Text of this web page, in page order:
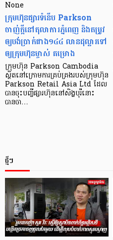
None
ក្រុមហ៊ុនផ្សារទំនើប Parkson
ចាញ់ក្ដីនៅតុលាការភ្នំពេញ និងតម្រូវ
ឲ្យបង់ប្រាក់ជាង១៤៤ លានដុល្លារទៅ
ឲ្យក្រុមហ៊ុនម្ចាស់ គម្រោង
ក្រុមហ៊ុន Parkson Cambodia
ស្ថិតនៅក្រោមការគ្រប់គ្រងរបស់ក្រុមហ៊ុន
Parkson Retail Asia Ltd ដែល
បានចុះបញ្ចីផ្សារហ៊ុននៅសិង្ហបុរីនោះ
បានចា…
ថ្មីៗ